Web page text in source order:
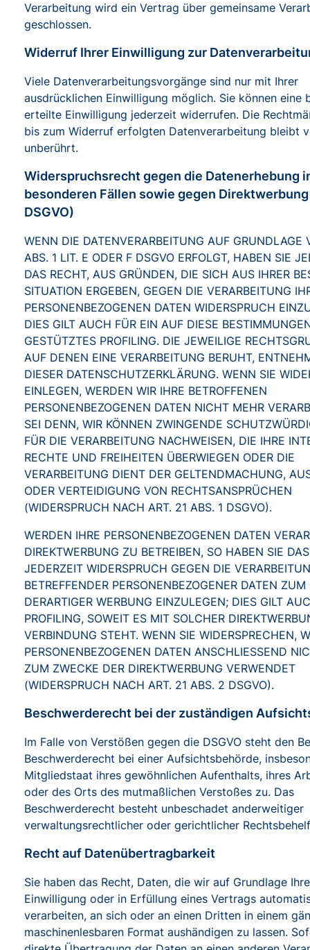
Verarbeitung wird ein Vertrag über gemeinsame
geschlossen.
Widerruf Ihrer Einwilligung zur
Viele Datenverarbeitungsvorgänge sind nur mit Ihrer
ausdrücklichen Einwilligung möglich. Sie können eine
erteilte Einwilligung jederzeit widerrufen. Die
bis zum Widerruf erfolgten Datenverarbeitung bleibt
unberührt.
Widerspruchsrecht gegen die Datenerhebung
besonderen Fällen sowie gegen
DSGVO)
WENN DIE DATENVERARBEITUNG AUF GRUNDLAGE
ABS. 1 LIT. E ODER F DSGVO ERFOLGT, HABEN SIE
DAS RECHT, AUS GRÜNDEN, DIE SICH AUS IHRER
SITUATION ERGEBEN, GEGEN DIE VERARBEITUNG
PERSONENBEZOGENEN DATEN WIDERSPRUCH
DIES GILT AUCH FÜR EIN AUF DIESE
GESTÜTZTES PROFILING. DIE JEWEILIGE
AUF DENEN EINE VERARBEITUNG BERUHT,
DIESER DATENSCHUTZERKLÄRUNG. WENN SIE
EINLEGEN, WERDEN WIR IHRE BETROFFENEN
PERSONENBEZOGENEN DATEN NICHT MEHR
SEI DENN, WIR KÖNNEN ZWINGENDE
FÜR DIE VERARBEITUNG NACHWEISEN, DIE IHRE
RECHTE UND FREIHEITEN ÜBERWIEGEN ODER DIE
VERARBEITUNG DIENT DER GELTENDMACHUNG,
ODER VERTEIDIGUNG VON RECHTSANSPRÜCHEN
(WIDERSPRUCH NACH ART. 21 ABS. 1 DSGVO).
WERDEN IHRE PERSONENBEZOGENEN DATEN
DIREKTWERBUNG ZU BETREIBEN, SO HABEN SIE
JEDERZEIT WIDERSPRUCH GEGEN DIE
BETREFFENDER PERSONENBEZOGENER DATEN
DERARTIGER WERBUNG EINZULEGEN; DIES GILT
PROFILING, SOWEIT ES MIT SOLCHER
VERBINDUNG STEHT. WENN SIE WIDERSPRECHEN,
PERSONENBEZOGENEN DATEN ANSCHLIESSEND
ZUM ZWECKE DER DIREKTWERBUNG VERWENDET
(WIDERSPRUCH NACH ART. 21 ABS. 2 DSGVO).
Beschwerde­recht bei der zuständigen
Im Falle von Verstößen gegen die DSGVO steht den
Beschwerderecht bei einer Aufsichtsbehörde,
Mitgliedstaat ihres gewöhnlichen Aufenthalts, ihres
oder des Orts des mutmaßlichen Verstoßes zu. Das
Beschwerderecht besteht unbeschadet anderweitiger
verwaltungsrechtlicher oder gerichtlicher
Recht auf Daten­übertrag­barkeit
Sie haben das Recht, Daten, die wir auf Grundlage
Einwilligung oder in Erfüllung eines Vertrags
verarbeiten, an sich oder an einen Dritten in einem
maschinenlesbaren Format aushändigen zu lassen.